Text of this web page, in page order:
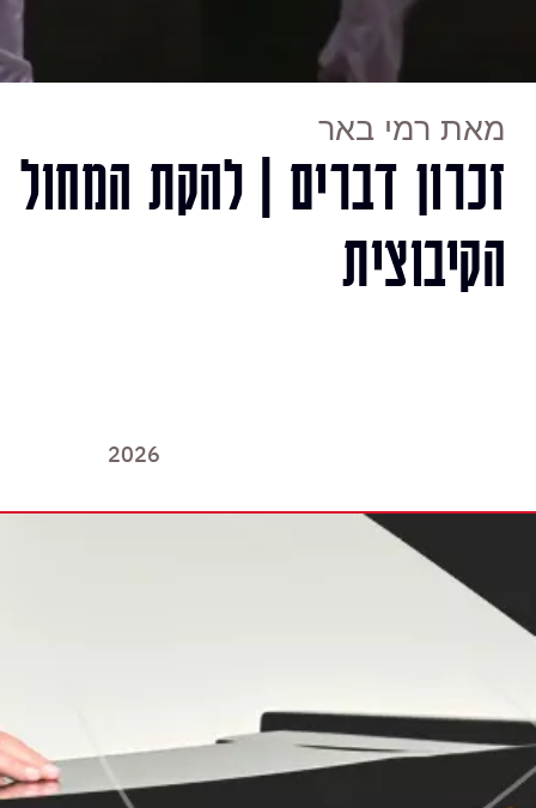
מאת רמי באר
זכרון דברים | להקת המחול
הקיבוצית
2026